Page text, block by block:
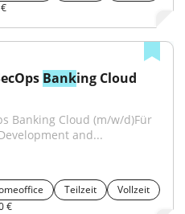
Banking Cloud
Banking Cloud (m/w/d)Für
and...
Teilzeit
Vollzeit
€